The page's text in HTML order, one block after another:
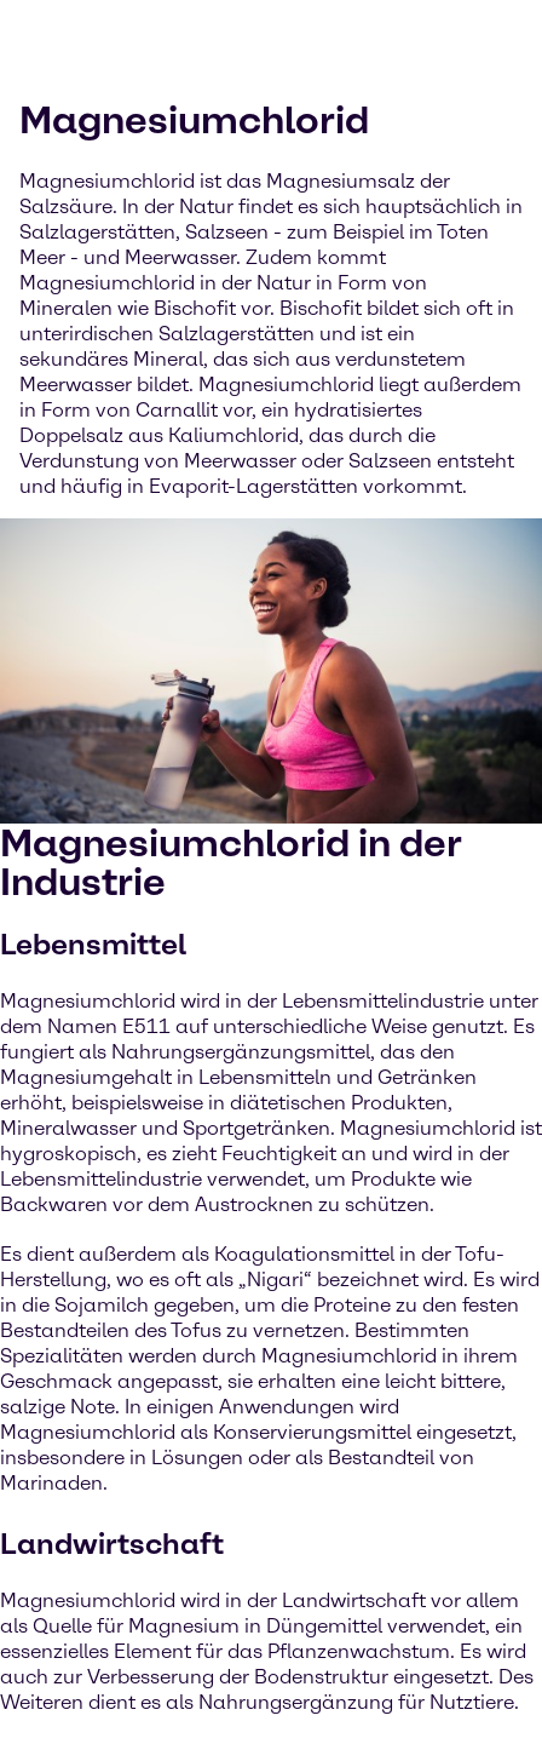
Magnesiumchlorid
Magnesiumchlorid ist das Magnesiumsalz der
Salzsäure. In der Natur findet es sich hauptsächlich in
Salzlagerstätten, Salzseen - zum Beispiel im Toten
Meer - und Meerwasser. Zudem kommt
Magnesiumchlorid in der Natur in Form von
Mineralen wie Bischofit vor. Bischofit bildet sich oft in
unterirdischen Salzlagerstätten und ist ein
sekundäres Mineral, das sich aus verdunstetem
Meerwasser bildet. Magnesiumchlorid liegt außerdem
in Form von Carnallit vor, ein hydratisiertes
Doppelsalz aus Kaliumchlorid, das durch die
Verdunstung von Meerwasser oder Salzseen entsteht
und häufig in Evaporit-Lagerstätten vorkommt.
Magnesiumchlorid in der
Industrie
Lebensmittel
Magnesiumchlorid wird in der Lebensmittelindustrie unter
dem Namen E511 auf unterschiedliche Weise genutzt. Es
fungiert als Nahrungsergänzungsmittel, das den
Magnesiumgehalt in Lebensmitteln und Getränken
erhöht, beispielsweise in diätetischen Produkten,
Mineralwasser und Sportgetränken. Magnesiumchlorid ist
hygroskopisch, es zieht Feuchtigkeit an und wird in der
Lebensmittelindustrie verwendet, um Produkte wie
Backwaren vor dem Austrocknen zu schützen.
Es dient außerdem als Koagulationsmittel in der Tofu-
Herstellung, wo es oft als „Nigari“ bezeichnet wird. Es wird
in die Sojamilch gegeben, um die Proteine zu den festen
Bestandteilen des Tofus zu vernetzen. Bestimmten
Spezialitäten werden durch Magnesiumchlorid in ihrem
Geschmack angepasst, sie erhalten eine leicht bittere,
salzige Note. In einigen Anwendungen wird
Magnesiumchlorid als Konservierungsmittel eingesetzt,
insbesondere in Lösungen oder als Bestandteil von
Marinaden.
Landwirtschaft
Magnesiumchlorid wird in der Landwirtschaft vor allem
als Quelle für Magnesium in Düngemittel verwendet, ein
essenzielles Element für das Pflanzenwachstum. Es wird
auch zur Verbesserung der Bodenstruktur eingesetzt. Des
Weiteren dient es als Nahrungsergänzung für Nutztiere.